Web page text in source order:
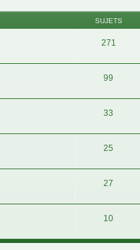
SUJETS
271
99
33
25
27
10